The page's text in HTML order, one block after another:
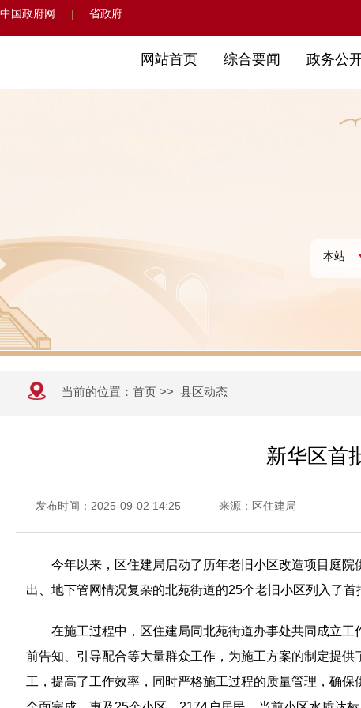
中国政府网 省政府
网站首页 综合要闻 政务公
当前的位置： 首页 >> 县区动态
新华区首
发布时间：2025-09-02 14:25 来源：区住建局
今年以来，区住建局启动了历年老旧小区改造项目庭
出、地下管网情况复杂的北苑街道的25个老旧小区列入了首
在施工过程中，区住建局同北苑街道办事处共同成立
前告知、引导配合等大量群众工作，为施工方案的制定提
工，提高了工作效率，同时严格施工过程的质量管理，确